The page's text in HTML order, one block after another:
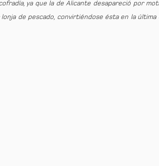
ya que la de Alicante desapareció por
de pescado, convirtiéndose ésta en la